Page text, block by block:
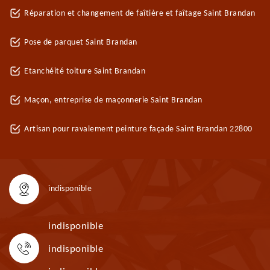
Réparation et changement de faîtière et faîtage Saint Brandan
Pose de parquet Saint Brandan
Etanchéité toiture Saint Brandan
Maçon, entreprise de maçonnerie Saint Brandan
Artisan pour ravalement peinture façade Saint Brandan 22800
indisponible
indisponible
indisponible